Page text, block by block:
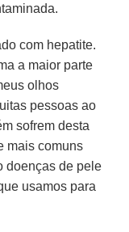
com hepatite.
a maior parte
olhos
pessoas ao
sofrem desta
mais comuns
doenças de pele
usamos para